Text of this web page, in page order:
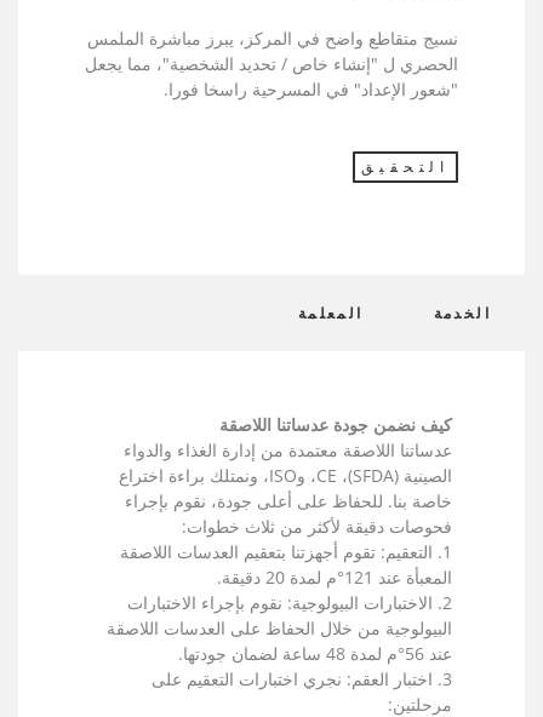
نسيج متقاطع واضح في المركز، يبرز مباشرة الملمس
الحصري ل "إنشاء خاص / تحديد الشخصية"، مما يجعل
"شعور الإعداد" في المسرحية راسخا فورا.
التحقيق
الخدمة المعلمة
كيف نضمن جودة عدساتنا اللاصقة
عدساتنا اللاصقة معتمدة من إدارة الغذاء والدواء
الصينية (SFDA)، CE، وISO، ونمتلك براءة اختراع
خاصة بنا. للحفاظ على أعلى جودة، نقوم بإجراء
فحوصات دقيقة لأكثر من ثلاث خطوات:
1. التعقيم: تقوم أجهزتنا بتعقيم العدسات اللاصقة
المعبأة عند 121°م لمدة 20 دقيقة.
2. الاختبارات البيولوجية: نقوم بإجراء الاختبارات
البيولوجية من خلال الحفاظ على العدسات اللاصقة
عند 56°م لمدة 48 ساعة لضمان جودتها.
3. اختبار العقم: نجري اختبارات التعقيم على
مرحلتين: